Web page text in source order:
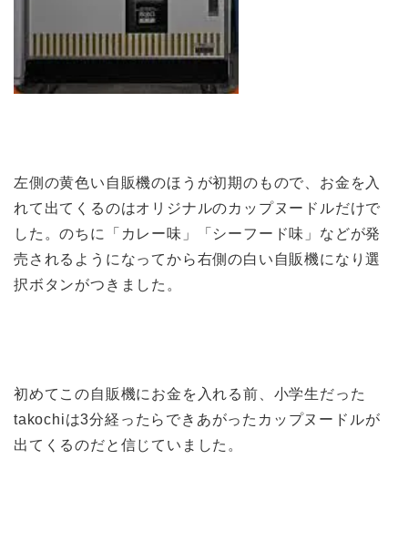
左側の黄色い自販機のほうが初期のもので、お金を入
れて出てくるのはオリジナルのカップヌードルだけで
した。のちに「カレー味」「シーフード味」などが発
売されるようになってから右側の白い自販機になり選
択ボタンがつきました。
初めてこの自販機にお金を入れる前、小学生だった
takochiは3分経ったらできあがったカップヌードルが
出てくるのだと信じていました。